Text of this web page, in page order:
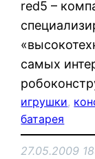
red5 –
самых
игрушки,
батарея
27.05.2009